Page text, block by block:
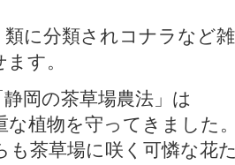
に分類されコナラなど
す。
岡の茶草場農法」は
な植物を守ってきました
も茶草場に咲く可憐な花